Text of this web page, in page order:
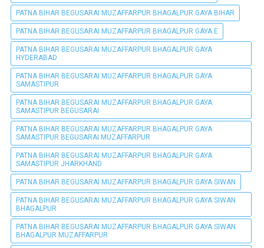
PATNA BIHAR BEGUSARAI MUZAFFARPUR BHAGALPUR GAYA BIHAR
PATNA BIHAR BEGUSARAI MUZAFFARPUR BHAGALPUR GAYA E
PATNA BIHAR BEGUSARAI MUZAFFARPUR BHAGALPUR GAYA
HYDERABAD
PATNA BIHAR BEGUSARAI MUZAFFARPUR BHAGALPUR GAYA
SAMASTIPUR
PATNA BIHAR BEGUSARAI MUZAFFARPUR BHAGALPUR GAYA
SAMASTIPUR BEGUSARAI
PATNA BIHAR BEGUSARAI MUZAFFARPUR BHAGALPUR GAYA
SAMASTIPUR BEGUSARAI MUZAFFARPUR
PATNA BIHAR BEGUSARAI MUZAFFARPUR BHAGALPUR GAYA
SAMASTIPUR JHARKHAND
PATNA BIHAR BEGUSARAI MUZAFFARPUR BHAGALPUR GAYA SIWAN
PATNA BIHAR BEGUSARAI MUZAFFARPUR BHAGALPUR GAYA SIWAN
BHAGALPUR
PATNA BIHAR BEGUSARAI MUZAFFARPUR BHAGALPUR GAYA SIWAN
BHAGALPUR MUZAFFARPUR